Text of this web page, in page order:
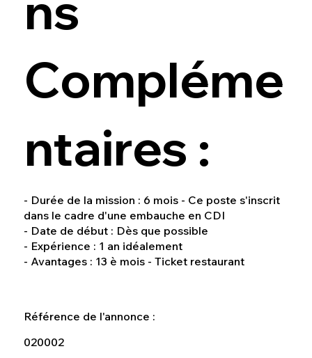
Compléme
ntaires :
- Durée de la mission : 6 mois - Ce poste s'inscrit
dans le cadre d'une embauche en CDI
- Date de début : Dès que possible
- Expérience : 1 an idéalement
- Avantages : 13 è mois - Ticket restaurant
Référence de l'annonce :
020002